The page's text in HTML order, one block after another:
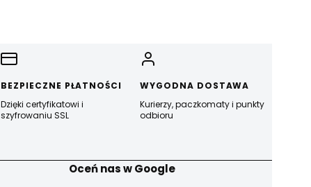
BEZPIECZNE PŁATNOŚCI
Dzięki certyfikatowi i
szyfrowaniu SSL
WYGODNA DOSTAWA
Kurierzy, paczkomaty i punkty
odbioru
Oceń nas w Google